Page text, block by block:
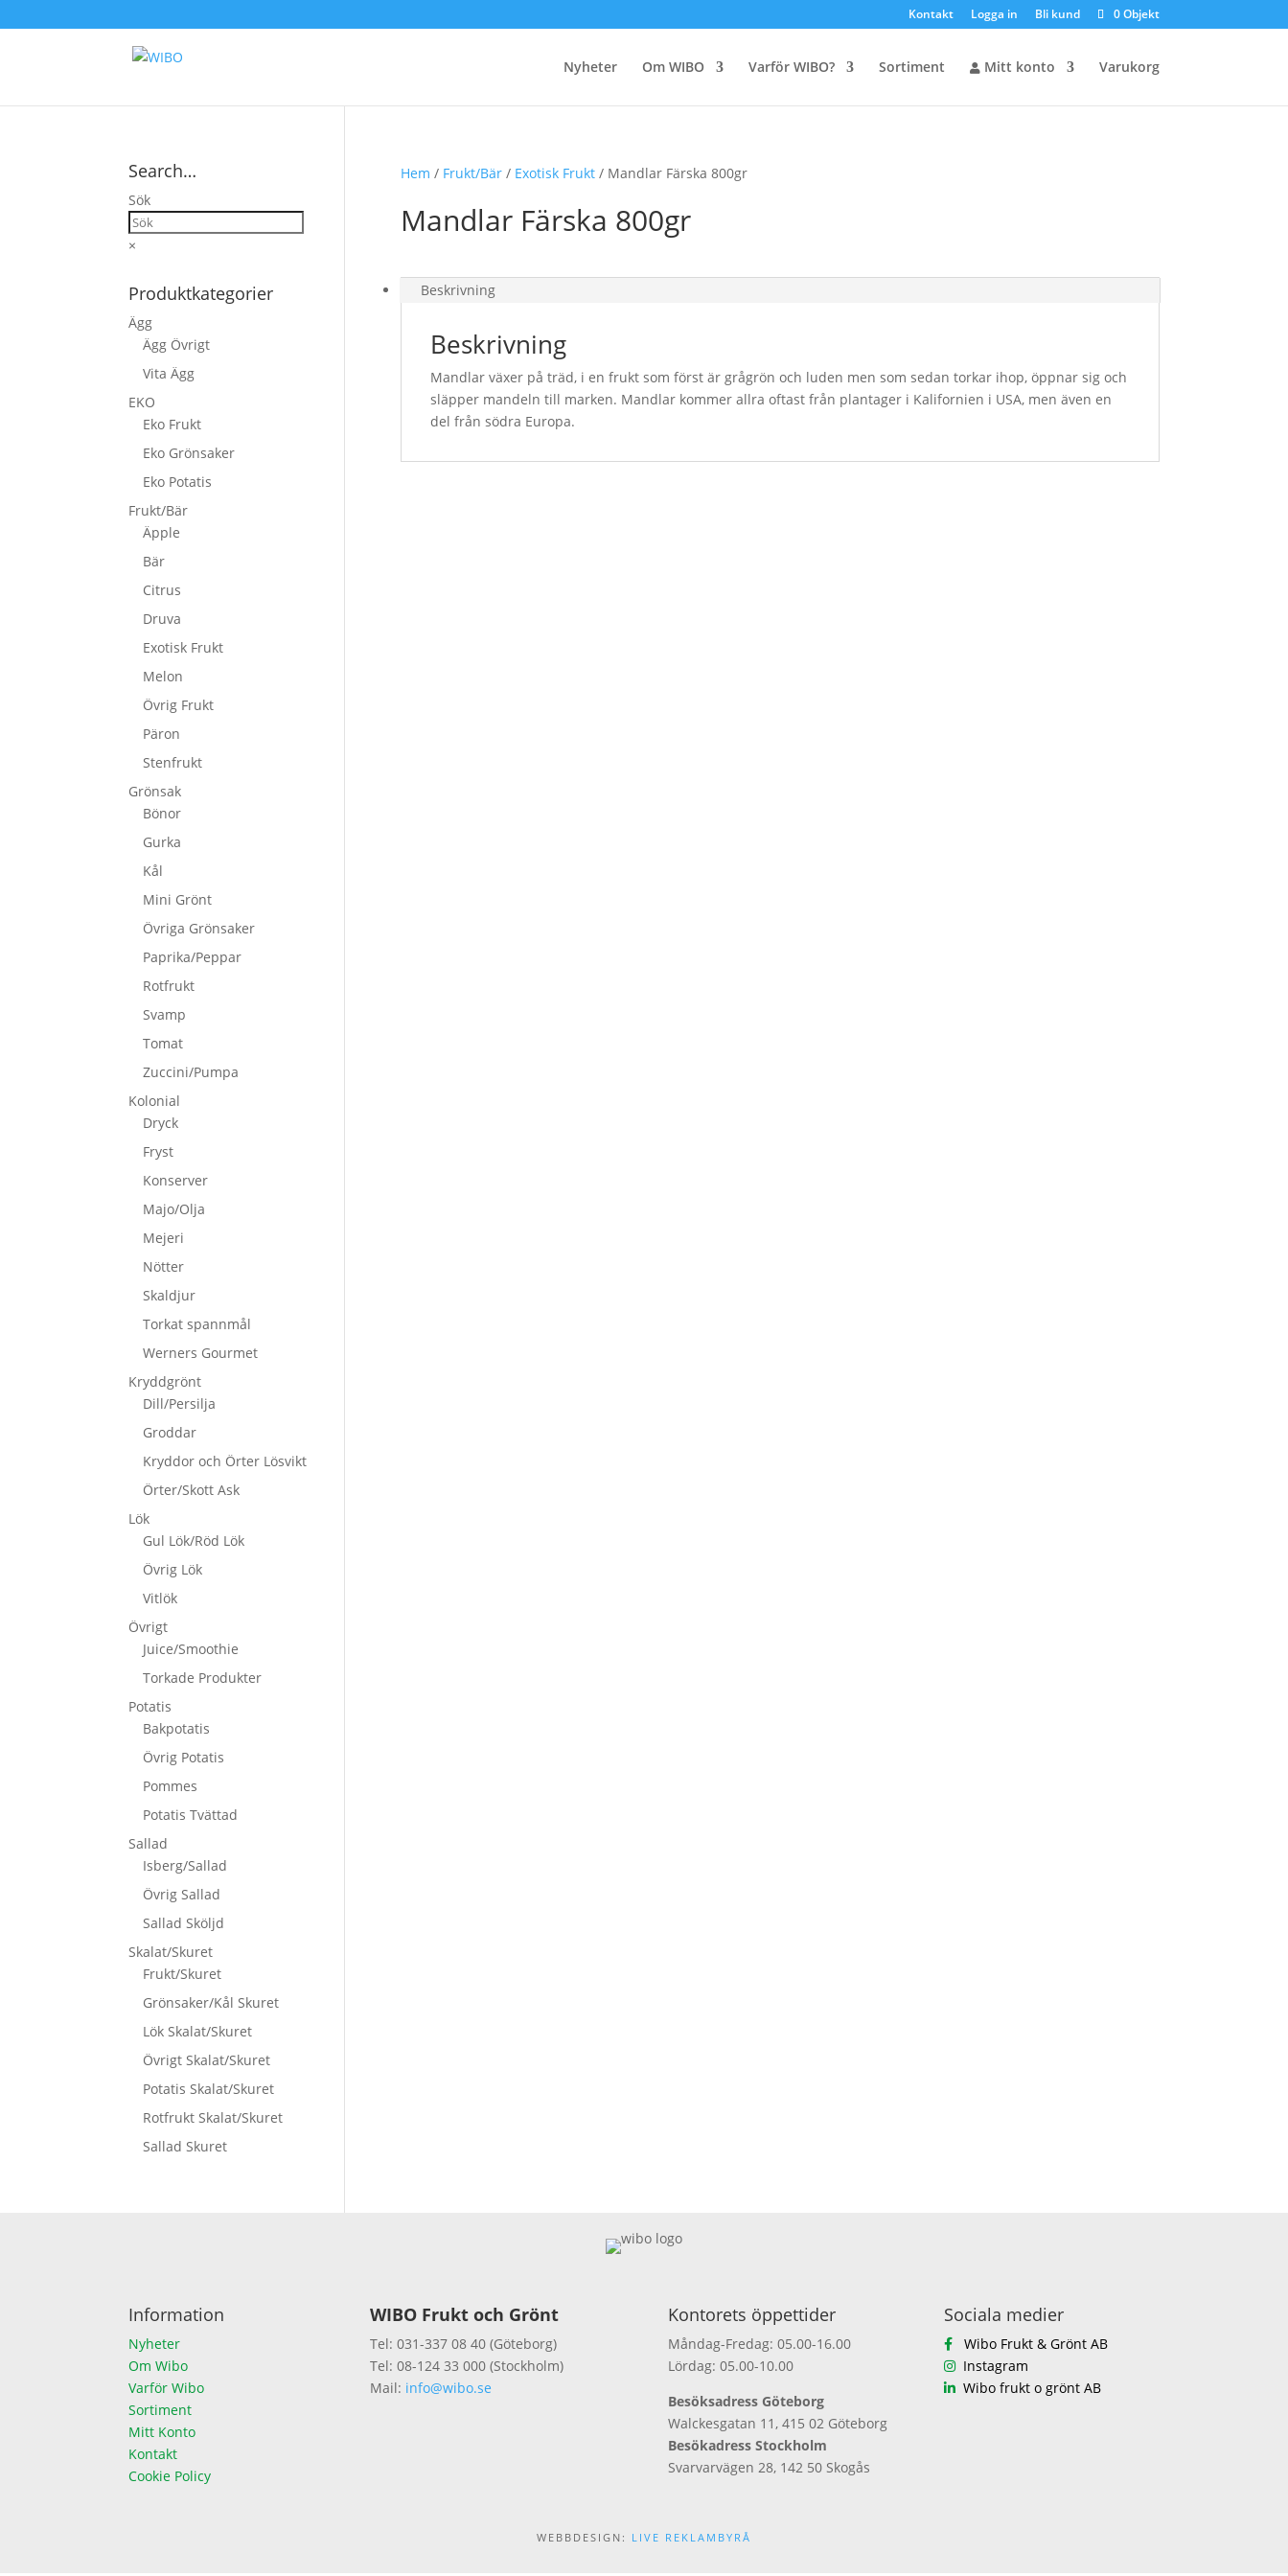
Kontakt Logga in Bli kund 0 Objekt
Nyheter Om WIBO Varför WIBO? Sortiment Mitt konto Varukorg
Hem / Frukt/Bär/ Exotisk Frukt/ Mandlar Färska 800gr
Mandlar Färska 800gr
Beskrivning
Beskrivning
Mandlar växer på träd, i en frukt som först är grågrön och luden men som sedan torkar ihop, öppnar sig och
släpper mandeln till marken. Mandlar kommer allra oftast från plantager i Kalifornien i USA, men även en
del från södra Europa.
Search…
Sök
×
Produktkategorier
Ägg
Ägg Övrigt
Vita Ägg
EKO
Eko Frukt
Eko Grönsaker
Eko Potatis
Frukt/Bär
Äpple
Bär
Citrus
Druva
Exotisk Frukt
Melon
Övrig Frukt
Päron
Stenfrukt
Grönsak
Bönor
Gurka
Kål
Mini Grönt
Övriga Grönsaker
Paprika/Peppar
Rotfrukt
Svamp
Tomat
Zuccini/Pumpa
Kolonial
Dryck
Fryst
Konserver
Majo/Olja
Mejeri
Nötter
Skaldjur
Torkat spannmål
Werners Gourmet
Kryddgrönt
Dill/Persilja
Groddar
Kryddor och Örter Lösvikt
Örter/Skott Ask
Lök
Gul Lök/Röd Lök
Övrig Lök
Vitlök
Övrigt
Juice/Smoothie
Torkade Produkter
Potatis
Bakpotatis
Övrig Potatis
Pommes
Potatis Tvättad
Sallad
Isberg/Sallad
Övrig Sallad
Sallad Sköljd
Skalat/Skuret
Frukt/Skuret
Grönsaker/Kål Skuret
Lök Skalat/Skuret
Övrigt Skalat/Skuret
Potatis Skalat/Skuret
Rotfrukt Skalat/Skuret
Sallad Skuret
Information
Nyheter
Om Wibo
Varför Wibo
Sortiment
Mitt Konto
Kontakt
Cookie Policy
WIBO Frukt och Grönt
Tel: 031-337 08 40 (Göteborg)
Tel: 08-124 33 000 (Stockholm)
Mail: info@wibo.se
Kontorets öppettider
Måndag-Fredag: 05.00-16.00
Lördag: 05.00-10.00
Besöksadress Göteborg
Walckesgatan 11, 415 02 Göteborg
Besökadress Stockholm
Svarvarvägen 28, 142 50 Skogås
Sociala medier
Wibo Frukt & Grönt AB
Instagram
Wibo frukt o grönt AB
WEBBDESIGN: LIVE REKLAMBYRÅ